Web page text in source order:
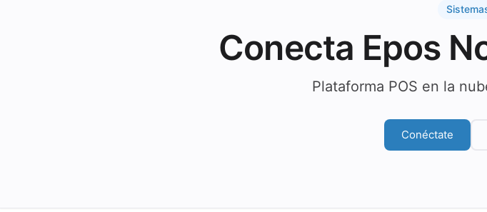
Conecta Epos
Plataforma POS en la
Conéctate